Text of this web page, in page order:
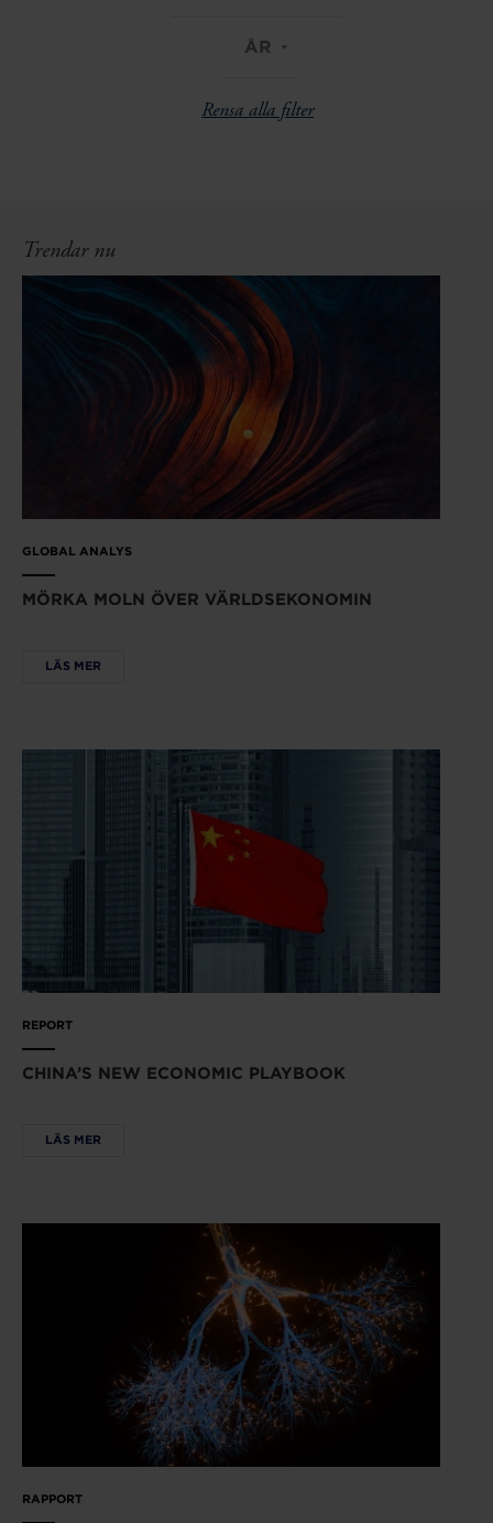
ÅR
Rensa alla filter
Trendar nu
GLOBAL ANALYS
MÖRKA MOLN ÖVER VÄRLDSEKONOMIN
LÄS MER
REPORT
CHINA’S NEW ECONOMIC PLAYBOOK
LÄS MER
RAPPORT